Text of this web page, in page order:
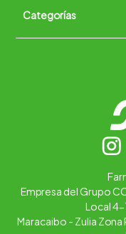
Quiénes somos
Trabaja con nosotros
Categorías
Empresa del Grupo
Local 4-
Maracaibo - Zulia